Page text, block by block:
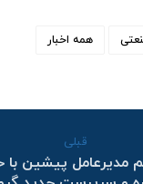
همه اخبار
قبلی
مدیرعامل پیشین